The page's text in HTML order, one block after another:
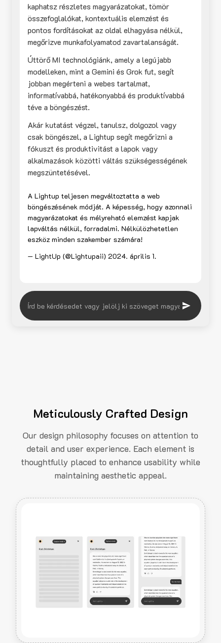
kaphatsz részletes magyarázatokat, tömör
összefoglalókat, kontextuális elemzést és
pontos fordításokat az oldal elhagyása nélkül,
megőrizve munkafolyamatod zavartalanságát.
Úttörő MI technológiánk, amely a legújabb
modelleken, mint a Gemini és Grok fut, segít
jobban megérteni a webes tartalmat,
informatívabbá, hatékonyabbá és produktívabbá
téve a böngészést.
Akár kutatást végzel, tanulsz, dolgozol vagy
csak böngészel, a Lightup segít megőrizni a
fókuszt és produktivitást a lapok vagy
alkalmazások közötti váltás szükségességének
megszüntetésével.
A Lightup teljesen megváltoztatta a web
böngészésének módját. A képesség, hogy azonnali
magyarázatokat és mélyreható elemzést kapjak
lapváltás nélkül, forradalmi. Nélkülözhetetlen
eszköz minden szakember számára!
— LightUp (@Lightupaii) 2024. április 1.
Meticulously Crafted Design
Our design philosophy focuses on attention to
detail and user experience. Each element is
thoughtfully placed to enhance usability while
maintaining aesthetic appeal.